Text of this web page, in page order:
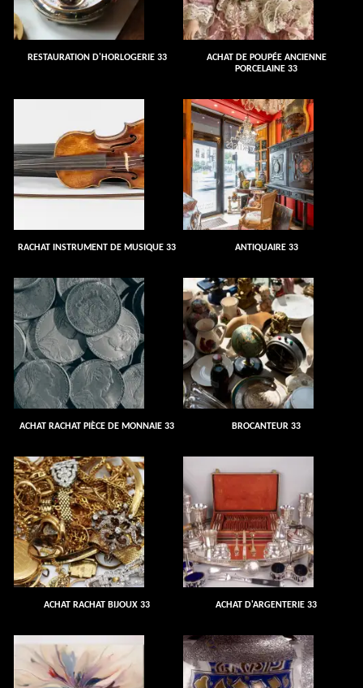
RESTAURATION D'HORLOGERIE 33
ACHAT DE POUPÉE ANCIENNE
PORCELAINE 33
RACHAT INSTRUMENT DE MUSIQUE 33 ANTIQUAIRE 33
ACHAT RACHAT PIÈCE DE MONNAIE 33 BROCANTEUR 33
ACHAT RACHAT BIJOUX 33 ACHAT D'ARGENTERIE 33